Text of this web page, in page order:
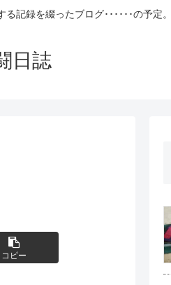
記録を綴ったブログ･･････の予定。
日誌
コピー